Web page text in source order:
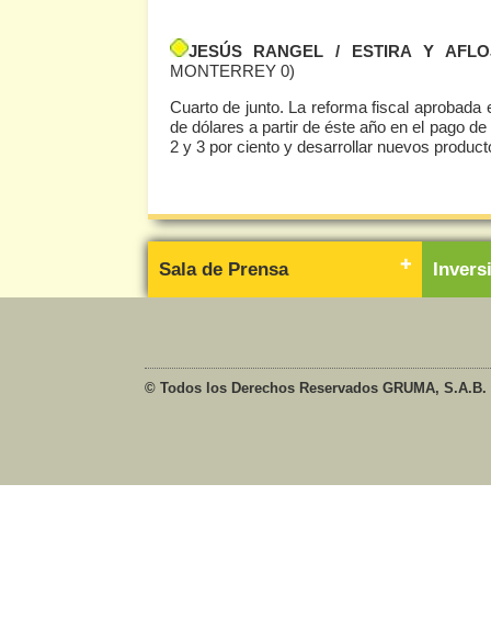
JESÚS RANGEL / ESTIRA Y
MONTERREY 0)
Cuarto de junto. La reforma fiscal
de dólares a partir de éste año en el pago
2 y 3 por ciento y desarrollar nuevos
Sala de Prensa
© Todos los Derechos Reservados GRUMA, S.A.B.